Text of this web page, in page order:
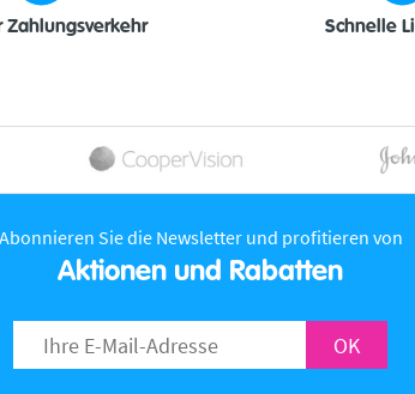
Zahlungsverkehr Schnelle
Abonnieren Sie die Newsletter und profitieren von
Aktionen und Rabatten
OK